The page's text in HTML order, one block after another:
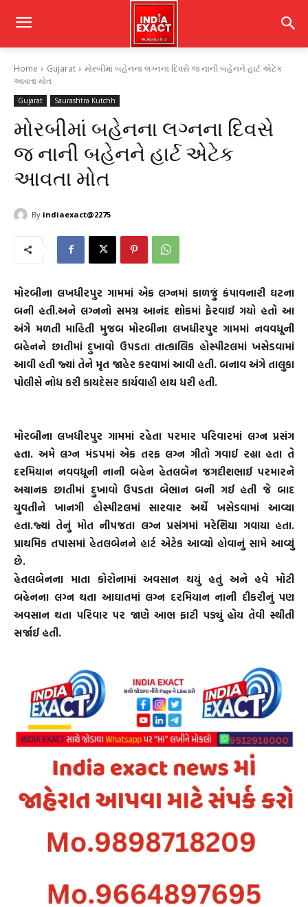
Home Gujarat
મોરબીમાં બહેનના લગ્નના દિવસે જ નાની બહેનને હાર્ટ એટેક
આવતા મોત
Gujarat Saurashtra Kutchh
મોરબીમાં બહેનના લગ્નના દિવસે
જ નાની બહેનને હાર્ટ એટેક
આવતા મોત
By indiaexact@2275
મોરબીના લખધીરપુર ગામમાં એક લગ્નમાં કાળજું કંપાવનારી ઘટના
બની હતી.અને લગ્નનો સમગ્ર આનંદ શોકમાં ફેરવાઈ ગયો હતો આ
અંગે મળતી માહિતી મુજબ મોરબીના લખધીરપુર ગામમાં નવવધૂની
બહેનને છાતીમાં દુખાવો ઉપડતા તાત્કાલિક હોસ્પીટલમાં ખસેડવામાં
આવી હતી જ્યાં તેને મૃત જાહેર કરવામાં આવી હતી. બનાવ અંગે તાલુકા
પોલીસે નોધ કરી કાયદેસર કાર્યવાહી હાથ ધરી હતી.
મોરબીના લખધીરપુર ગામમાં રહેતા પરમાર પરિવારમાં લગ્ન પ્રસંગ
હતા. અમે લગ્ન મંડપમાં એક તરફ લગ્ન ગીતો ગવાઈ રહ્યા હતા તે
દરમિયાન નવવધૂની નાની બહેન હેતલબેન જગદીશભાઈ પરમારને
અચાનક છાતીમાં દુખાવો ઉપડતા બેભાન બની ગઈ હતી જે બાદ
યુવતીને ખાનગી હોસ્પીટલમાં સારવાર અર્થે ખસેડવામાં આવ્યા
હતા.જ્યાં તેનું મોત નીપજતા લગ્ન પ્રસંગમાં મરેશિયા ગવાયા હતા.
પ્રાથમિક તપાસમાં હેતલબેનને હાર્ટ એટેક આવ્યો હોવાનું સામે આવ્યું
છે.
હેતલબેનના માતા કોરોનામાં અવસાન થયું હતું અને હવે મોટી
બહેનના લગ્ન થતા આઘાતમાં લગ્ન દરમિયાન નાની દીકરીનું પણ
અવસાન થતા પરિવાર પર જાણે આભ ફાટી પડ્યું હોય તેવી સ્થીતી
સર્જાઈ હતી.